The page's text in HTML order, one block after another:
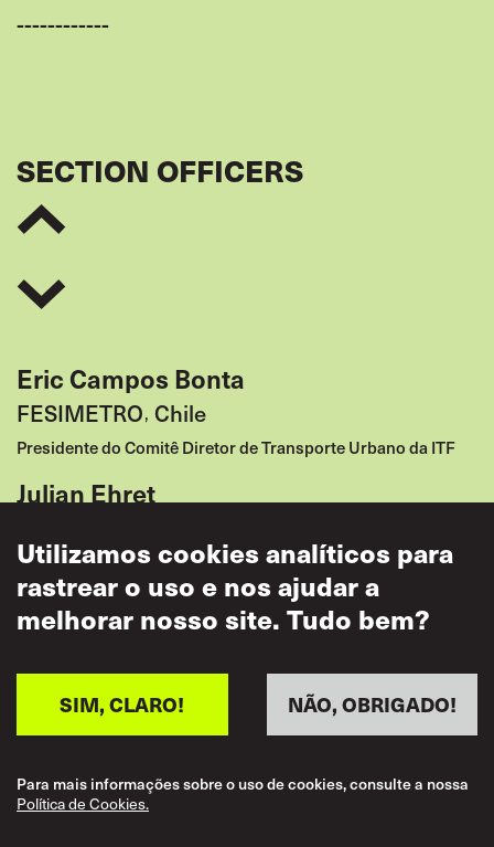
------------
SECTION OFFICERS
Eric Campos Bonta
FESIMETRO, Chile
Presidente do Comitê Diretor de Transporte Urbano da ITF
Julian Ehret
Vice Chair (Road)
C A Rajasridhar
2º Vice-Presidente
Rute Caires
Women Transport Workers' Representative
Utilizamos cookies analíticos para
rastrear o uso e nos ajudar a
melhorar nosso site. Tudo bem?
NÃO, OBRIGADO!
SIM, CLARO!
Para mais informações sobre o uso de cookies, consulte a nossa
Política de Cookies.